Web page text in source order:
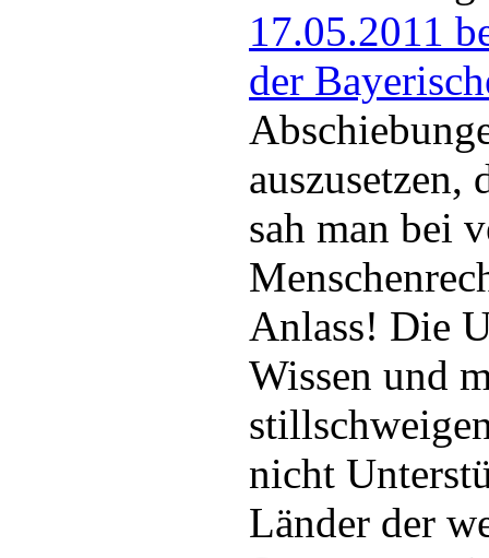
17.05.2011
der
auszusetzen,
sah man bei
Anlass! Die
Wissen und
nicht
Länder der